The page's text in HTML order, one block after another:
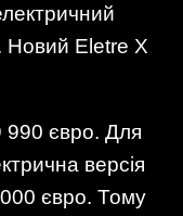
Новий Eletre X
990 євро. Для
версія
євро. Тому